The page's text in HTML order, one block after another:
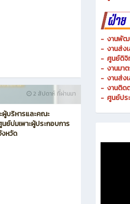
-งานสวั
-อวท. วิ
- ศูนย์เรี
- งานพัฒ
- งานส่ง
- ศูนย์ดิจิ